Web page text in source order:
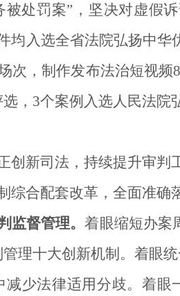
被处罚案”，坚决对虚假
均入选全省法院弘扬中华
次，制作发布法治短视
，3个案例入选人民法
创新司法，持续提升审判
综合配套改革，全面准确
监督管理。着眼缩短办案
理十大创新机制。着眼
减少法律适用分歧。着眼